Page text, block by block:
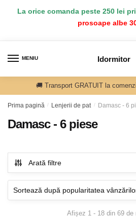
La orice comanda peste 250 lei
prosoape albe
MENIU Idormitor
🚚 Transport GRATUIT la
Prima pagină / Lenjerii de pat / Damasc - 6
Damasc - 6 piese
Arată filtre
Afișez 1 - 18 din 69 de